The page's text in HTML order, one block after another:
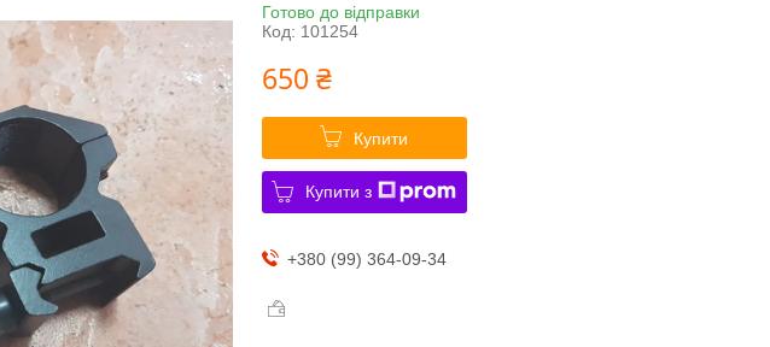
Готово до відправки
Код: 101254
650 ₴
Купити
Купити з
+380 (99) 364-09-34